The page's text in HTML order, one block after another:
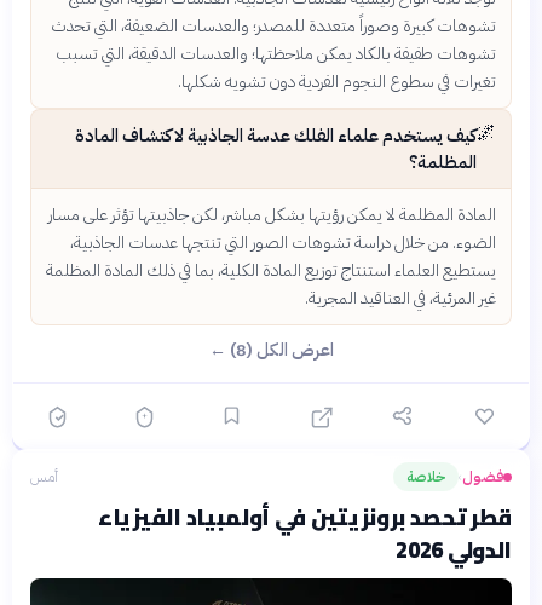
تشوهات كبيرة وصوراً متعددة للمصدر؛ والعدسات الضعيفة، التي تحدث
تشوهات طفيفة بالكاد يمكن ملاحظتها؛ والعدسات الدقيقة، التي تسبب
تغيرات في سطوع النجوم الفردية دون تشويه شكلها.
🌌كيف يستخدم علماء الفلك عدسة الجاذبية لاكتشاف المادة
المظلمة؟
المادة المظلمة لا يمكن رؤيتها بشكل مباشر، لكن جاذبيتها تؤثر على مسار
الضوء. من خلال دراسة تشوهات الصور التي تنتجها عدسات الجاذبية،
يستطيع العلماء استنتاج توزيع المادة الكلية، بما في ذلك المادة المظلمة
غير المرئية، في العناقيد المجرية.
اعرض الكل (8) ←
فضول› خلاصة أمس
قطر تحصد برونزيتين في أولمبياد الفيزياء
الدولي 2026